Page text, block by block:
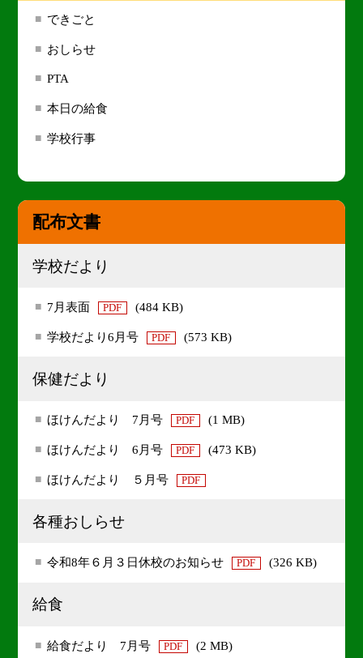
できごと
おしらせ
PTA
本日の給食
学校行事
配布文書
学校だより
7月表面 PDF (484 KB)
学校だより6月号 PDF (573 KB)
保健だより
ほけんだより 7月号 PDF (1 MB)
ほけんだより 6月号 PDF (473 KB)
ほけんだより ５月号 PDF
各種おしらせ
令和8年６月３日休校のお知らせ PDF (326 KB)
給食
給食だより 7月号 PDF (2 MB)